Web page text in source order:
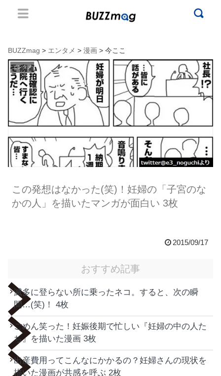
BUZZmag > エンタメ > 漫画 > 今ここ
エンタメ
この発想はなかった(笑)！妊婦の「子宮のな
かの人」を描いたマンガが面白い 3枚
2015/09/17
おすすめ記事
滅多に登らない所に乗ったネコ。すると、次の瞬
間…(笑)！ 4枚
ごめん笑った！妊娠後期で忙しい『妊婦の中の人た
ち』を描いた漫画 3枚
出産費用ってこんなにかかるの？妊婦さんの現状を
描いた漫画が共感を呼ぶ 2枚